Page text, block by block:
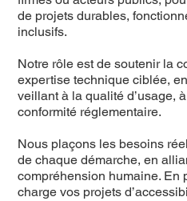
de projets durables,
inclusifs.
Notre rôle est de soutenir la
expertise technique ciblée, en
veillant à la qualité d’usage,
conformité réglementaire.
Nous plaçons les besoins
de chaque démarche, en
compréhension humaine. En
charge vos projets